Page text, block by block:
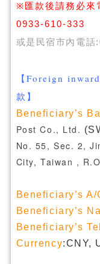
※ 匯款後請務必來
0933-610-333
或是民宿市內電話
【Foreign
款】
Beneficiary’s
Post Co., Ltd.
No. 55, Sec. 2,
City, Taiwan ,
Beneficiary’s A/
Beneficiary’s
Beneficiary’s
Currency:CNY,